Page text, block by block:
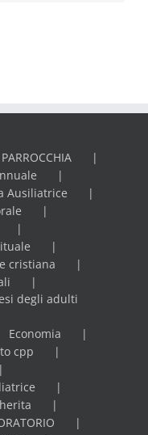
PARROCCHIA
Ausiliatrice
cristiana
degli adulti
Economia
cpp